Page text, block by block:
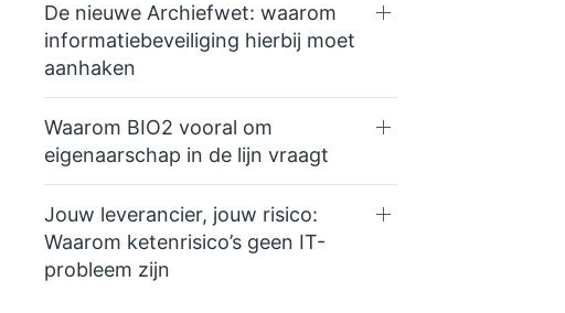
De nieuwe Archiefwet: waarom
informatiebeveiliging hierbij moet
aanhaken
Waarom BIO2 vooral om
eigenaarschap in de lijn vraagt
Jouw leverancier, jouw risico:
Waarom ketenrisico’s geen IT-
probleem zijn